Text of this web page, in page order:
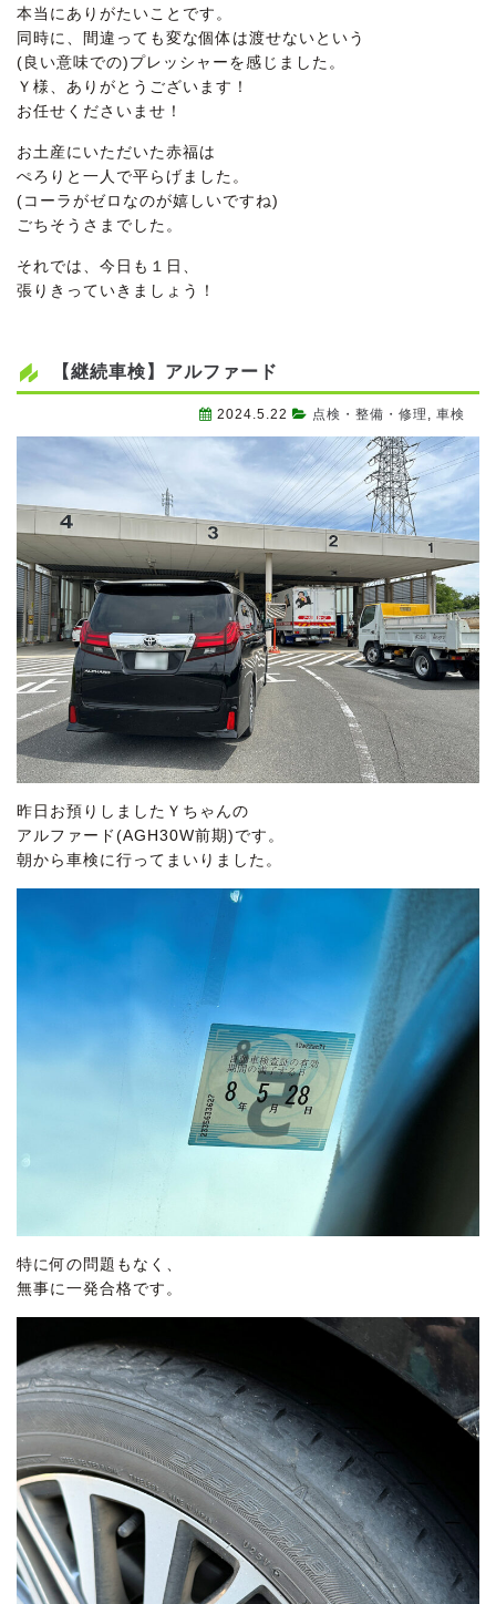
本当にありがたいことです。
同時に、間違っても変な個体は渡せないという
(良い意味での)プレッシャーを感じました。
Ｙ様、ありがとうございます！
お任せくださいませ！
お土産にいただいた赤福は
ぺろりと一人で平らげました。
(コーラがゼロなのが嬉しいですね)
ごちそうさまでした。
それでは、今日も１日、
張りきっていきましょう！
【継続車検】アルファード
2024.5.22 点検・整備・修理 車検
昨日お預りしましたＹちゃんの
アルファード(AGH30W前期)です。
朝から車検に行ってまいりました。
特に何の問題もなく、
無事に一発合格です。